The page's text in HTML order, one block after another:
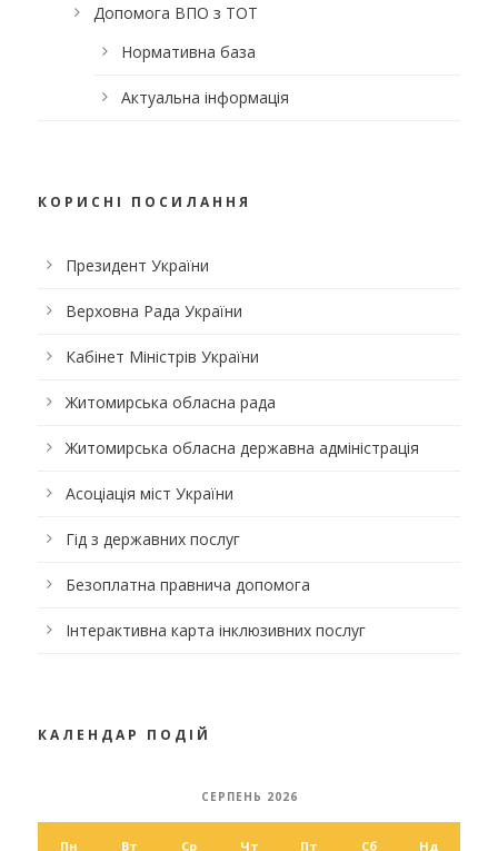
Допомога ВПО з ТОТ
Нормативна база
Актуальна інформація
КОРИСНІ ПОСИЛАННЯ
Президент України
Верховна Рада України
Кабінет Міністрів України
Житомирська обласна рада
Житомирська обласна державна адміністрація
Асоціація міст України
Гід з державних послуг
Безоплатна правнича допомога
Інтерактивна карта інклюзивних послуг
КАЛЕНДАР ПОДІЙ
СЕРПЕНЬ 2026
Пн Вт Ср Чт Пт Сб Нд